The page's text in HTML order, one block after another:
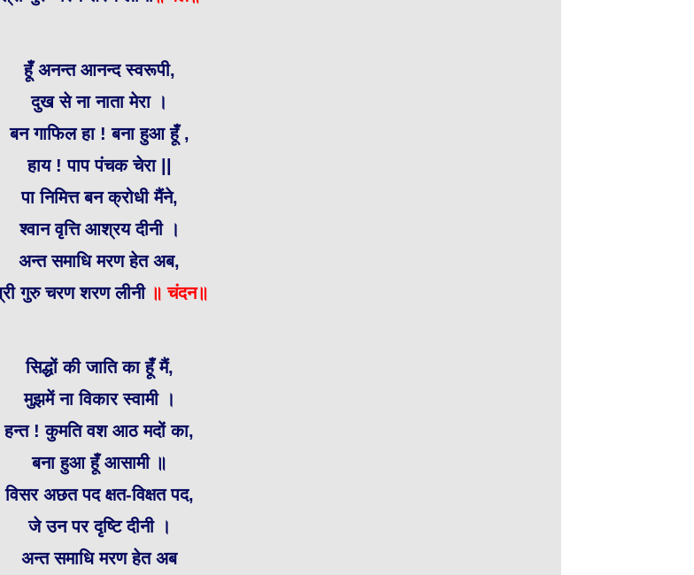
हूँ अनन्त आनन्द स्वरूपी,
दुख से ना नाता मेरा ।
बन गाफिल हा ! बना हुआ हूँ ,
हाय ! पाप पंचक चेरा ||
पा निमित्त बन क्रोधी मैंने,
श्वान वृत्ति आश्रय दीनी ।
अन्त समाधि मरण हेत अब,
गुरु चरण शरण लीनी॥ चंदन॥
सिद्धों की जाति का हूँ मैं,
मुझमें ना विकार स्वामी ।
हन्त ! कुमति वश आठ मदों का,
बना हुआ हूँ आसामी ॥
विसर अछत पद क्षत-विक्षत पद,
जे उन पर दृष्टि दीनी ।
अन्त समाधि मरण हेत अब